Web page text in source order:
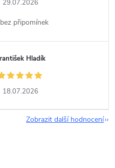
29.07.2026
připomínek
Hladík
18.07.2026
Zobrazit další hodnocení